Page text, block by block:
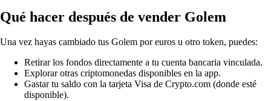
Qué hacer después de vender Golem
Una vez hayas cambiado tus Golem por euros u otro token, puedes:
Retirar los fondos directamente a tu cuenta bancaria vinculada.
Explorar otras criptomonedas disponibles en la app.
Gastar tu saldo con la tarjeta Visa de Crypto.com (donde esté
disponible).